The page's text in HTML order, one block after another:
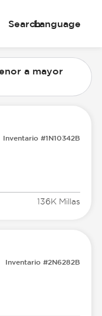
SearchLanguage
a mayor
Inventario #1N10342B
136K Millas
Inventario #2N6282B